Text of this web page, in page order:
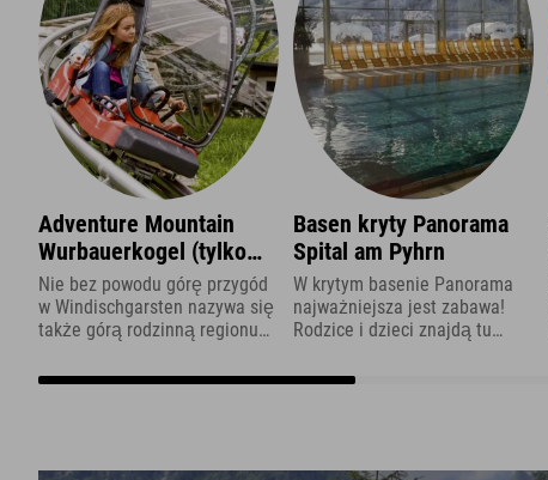
Adventure Mountain
Wurbauerkogel (tylko
częściowo czynny latem
2026 r.)
Nie bez powodu górę przygód
w Windischgarsten nazywa się
także górą rodzinną regionu
W końcu jest tu po prostu
Basen kryty Panorama
Spital am Pyhrn
W krytym basenie Panorama
najważniejsza jest zabawa!
Rodzice i dzieci znajdą tu
cały rok – w tym panoramiczne